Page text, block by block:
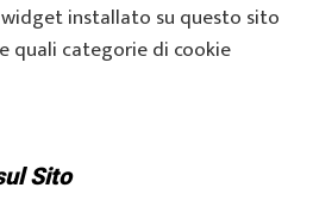
installato su questo sito
quali categorie di cookie
Sito